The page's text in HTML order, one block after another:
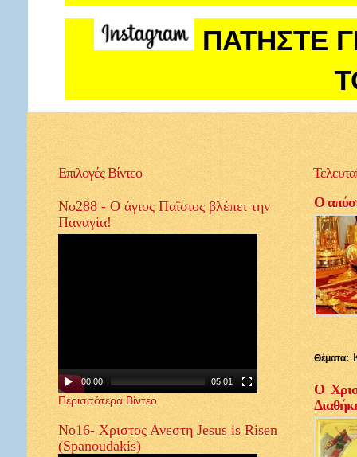
ΠΑΤΗΣΤΕ
ΕπιλογέςΒίντεο
No288 - Ο άγιος Παΐσιος βλέπει την
Παναγία!
00:00 05:01
Περισσότερα Βίντεο
Νο16- Χριστος Ανεστη Jesus is Risen
(Spanoudakis)
Ο
Θέματα:
Ο